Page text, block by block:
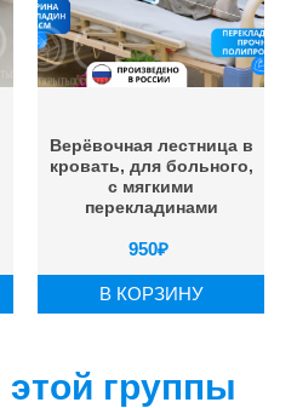
Верёвочная лестница в
кровать, для больного,
с мягкими
перекладинами
950₽
В КОРЗИНУ
группы